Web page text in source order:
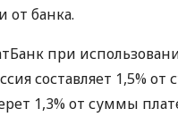
от банка.
при
составляет 1,5%
1,3% от суммы